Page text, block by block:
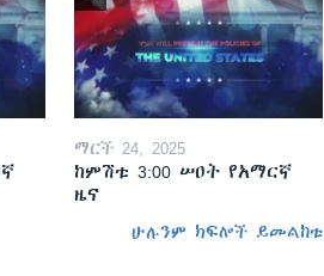
ማርች 24, 2025
ከምሽቱ 3:00 ሠዐት የአማርኛ
ዜና
ሁሉንም ክፍሎች ይመልከቱ